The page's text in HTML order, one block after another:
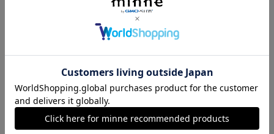
残り1点のみ ズパゲッティバッグ クラッチバッグタイプ
2,500円
3,000円